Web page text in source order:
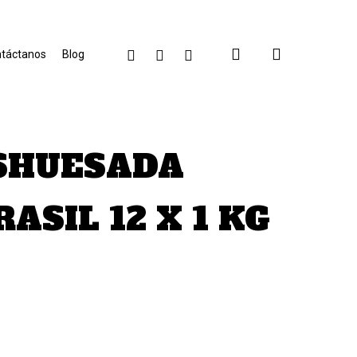
Blog facebooklinkedin instagram search
12 X 1 KG